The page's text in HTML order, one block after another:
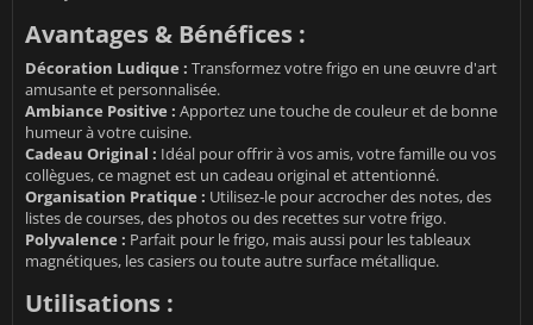
Avantages & Bénéfices :
Décoration Ludique : Transformez votre frigo en une œuvre d'art
amusante et personnalisée.
Ambiance Positive : Apportez une touche de couleur et de bonne
humeur à votre cuisine.
Cadeau Original : Idéal pour offrir à vos amis, votre famille ou vos
collègues, ce magnet est un cadeau original et attentionné.
Organisation Pratique : Utilisez-le pour accrocher des notes, des
listes de courses, des photos ou des recettes sur votre frigo.
Polyvalence : Parfait pour le frigo, mais aussi pour les tableaux
magnétiques, les casiers ou toute autre surface métallique.
Utilisations :